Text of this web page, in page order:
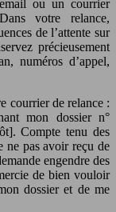
ou un courrier
votre relance,
de l’attente sur
précieusement
numéros d’appel,
courrier de relance :
mon dossier n°
Compte tenu des
ne pas avoir reçu de
engendre des
de bien vouloir
dossier et de me